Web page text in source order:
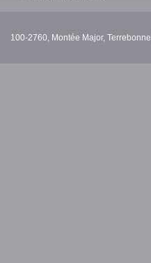
100-2760, Montée Major,